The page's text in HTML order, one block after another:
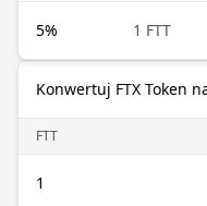
5% 1 FTT
Konwertuj FTX Token
FTT
1